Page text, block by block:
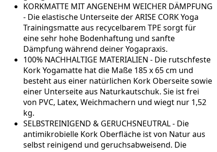
KORKMATTE MIT ANGENEHM WEICHER DÄMPFUNG
- Die elastische Unterseite der ARISE CORK Yoga
Trainingsmatte aus recycelbarem TPE sorgt für
eine sehr hohe Bodenhaftung und sanfte
Dämpfung während deiner Yogapraxis.
100% NACHHALTIGE MATERIALIEN - Die rutschfeste
Kork Yogamatte hat die Maße 185 x 65 cm und
besteht aus einer natürlichen Kork Oberseite sowie
einer Unterseite aus Naturkautschuk. Sie ist frei
von PVC, Latex, Weichmachern und wiegt nur 1,52
kg.
SELBSTREINIGEND & GERUCHSNEUTRAL - Die
antimikrobielle Kork Oberfläche ist von Natur aus
selbst reinigend und geruchsabweisend. Die